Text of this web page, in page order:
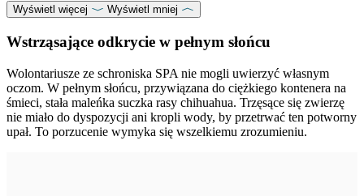
Wyświetl więcej Wyświetl mniej
Wstrząsające odkrycie w pełnym słońcu
Wolontariusze ze schroniska SPA nie mogli uwierzyć własnym
oczom. W pełnym słońcu, przywiązana do ciężkiego kontenera na
śmieci, stała maleńka suczka rasy chihuahua. Trzęsące się zwierzę
nie miało do dyspozycji ani kropli wody, by przetrwać ten potworny
upał. To porzucenie wymyka się wszelkiemu zrozumieniu.